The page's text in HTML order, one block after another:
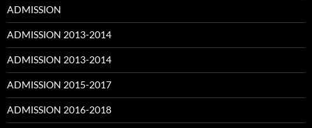
ADMISSION
ADMISSION 2013-2014
ADMISSION 2013-2014
ADMISSION 2015-2017
ADMISSION 2016-2018